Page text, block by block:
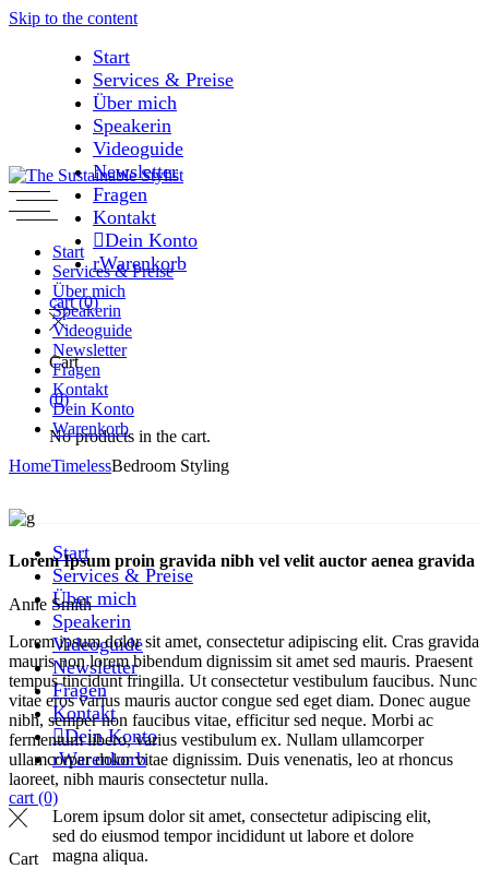
Skip to the content
Start
Services & Preise
Über mich
Speakerin
Videoguide
Newsletter
Fragen
Kontakt
Dein Konto
Warenkorb
cart (0)
Cart
(0)
No products in the cart.
Start
Services & Preise
Über mich
Speakerin
Videoguide
Newsletter
Fragen
Kontakt
Dein Konto
Warenkorb
cart (0)
Cart
Start
Services & Preise
Über mich
Speakerin
Videoguide
Newsletter
Fragen
Kontakt
Dein Konto
Warenkorb
HomeTimelessBedroom Styling
Lorem Ipsum proin gravida nibh vel velit auctor aenea gravida
Anne Smith
Lorem ipsum dolor sit amet, consectetur adipiscing elit. Cras gravida
mauris non lorem bibendum dignissim sit amet sed mauris. Praesent
tempus tincidunt fringilla. Ut consectetur vestibulum faucibus. Nunc
vitae eros varius mauris auctor congue sed eget diam. Donec augue
nibh, semper non faucibus vitae, efficitur sed neque. Morbi ac
fermentum libero, varius vestibulum ex. Nullam ullamcorper
ullamcorper dolor vitae dignissim. Duis venenatis, leo at rhoncus
laoreet, nibh mauris consectetur nulla.
Lorem ipsum dolor sit amet, consectetur adipiscing elit,
sed do eiusmod tempor incididunt ut labore et dolore
magna aliqua.